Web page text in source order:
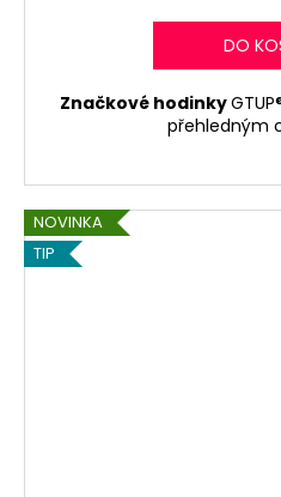
DO
Značkové hodinky
přehledným
NOVINKA
TIP